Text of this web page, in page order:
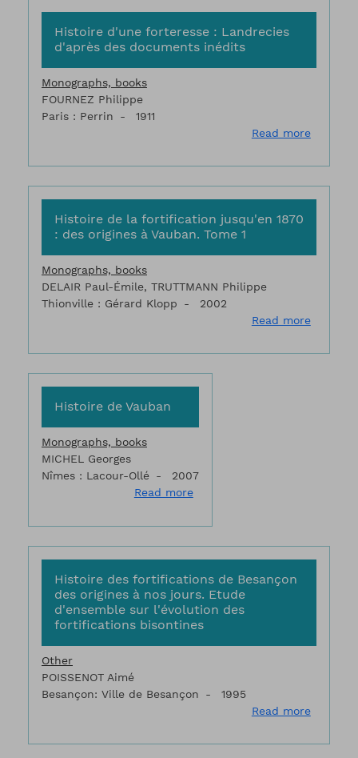
Histoire d'une forteresse : Landrecies
d'après des documents inédits
Monographs, books
FOURNEZ Philippe
Paris : Perrin
1911
Read moreabout
Histoire de la fortification jusqu'en 1870
: des origines à Vauban. Tome 1
Monographs, books
DELAIR Paul-Émile, TRUTTMANN Philippe
Thionville : Gérard Klopp
2002
Read moreabout
Histoire de Vauban
Monographs, books
MICHEL Georges
Nîmes : Lacour-Ollé
2007
Read moreabout Histoire de Vauban
Histoire des fortifications de Besançon
des origines à nos jours. Etude
d'ensemble sur l'évolution des
fortifications bisontines
Other
POISSENOT Aimé
Besançon: Ville de Besançon
1995
Read moreabout